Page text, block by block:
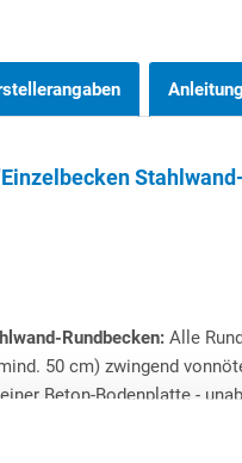
Rundbecken: Alle
50 cm) zwingend
Beton-Bodenplatte -
patentierte